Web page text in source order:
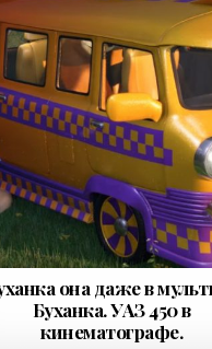
она даже в
Буханка. УАЗ 450 в
кинематографе.